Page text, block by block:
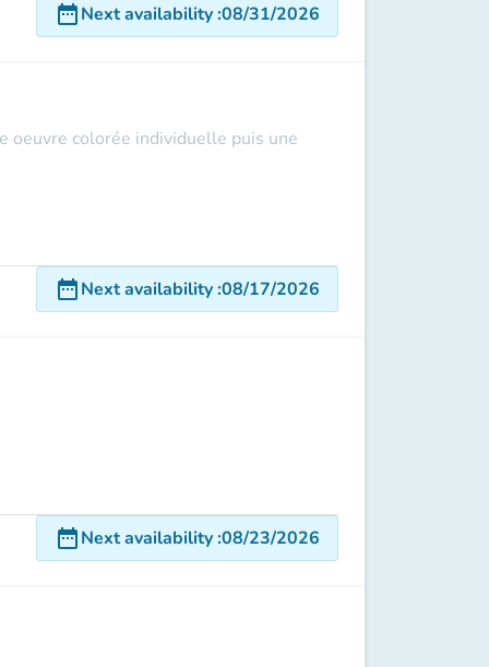
date_rangeNext availability:08/31/2026
oeuvre colorée individuelle puis une
date_rangeNext availability:08/17/2026
date_rangeNext availability:08/23/2026